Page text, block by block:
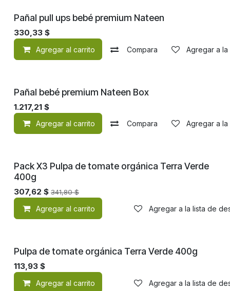
¡Nuevo!
Pañal pull ups bebé premium Nateen
330,33 $
Agregar al carrito Compara Agregar a
¡Nuevo!
Pañal bebé premium Nateen Box
1.217,21 $
Agregar al carrito Compara Agregar a
¡Nuevo!
Pack X3 Pulpa de tomate orgánica Terra Verde
400g
307,62 $ 341,80$
Agregar al carrito Agregar a la lista de
¡Nuevo!
Pulpa de tomate orgánica Terra Verde 400g
113,93 $
Agregar al carrito Agregar a la lista de